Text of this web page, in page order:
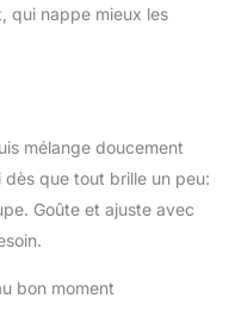
qui nappe mieux les
mélange doucement
que tout brille un peu:
Goûte et ajuste avec
bon moment